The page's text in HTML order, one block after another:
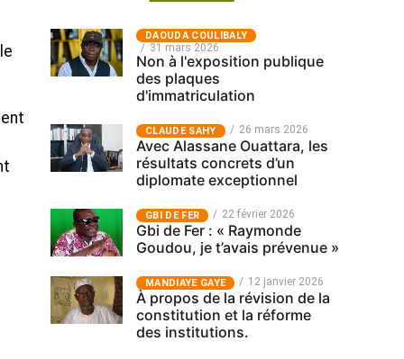
‎DAOUDA COULIBALY
31 mars 2026
Non à l'exposition publique
des plaques
d'immatriculation
CLAUDE SAHY 26 mars 2026
Avec Alassane Ouattara, les
résultats concrets d’un
diplomate exceptionnel
GBI DE FER 22 février 2026
Gbi de Fer : « Raymonde
Goudou, je t’avais prévenue »
MANDIAYE GAYE 12 janvier 2026
À propos de la révision de la
constitution et la réforme
des institutions.